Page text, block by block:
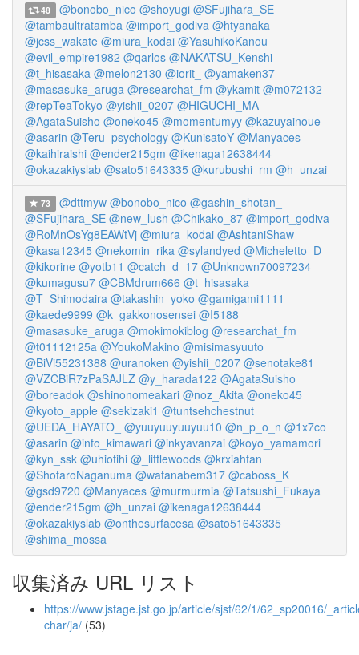
48 @bonobo_nico @shoyugi @SFujihara_SE
@tambaultratamba @import_godiva @htyanaka
@jcss_wakate @miura_kodai @YasuhikoKanou
@evil_empire1982 @qarlos @NAKATSU_Kenshi
@t_hisasaka @melon2130 @iorit_ @yamaken37
@masasuke_aruga @researchat_fm @ykamit @m072132
@repTeaTokyo @yishii_0207 @HIGUCHI_MA
@AgataSuisho @oneko45 @momentumyy @kazuyainoue
@asarin @Teru_psychology @KunisatoY @Manyaces
@kaihiraishi @ender215gm @ikenaga12638444
@okazakiyslab @sato51643335 @kurubushi_rm @h_unzai
73 @dttmyw @bonobo_nico @gashin_shotan_
@SFujihara_SE @new_lush @Chikako_87 @import_godiva
@RoMnOsYg8EAWtVj @miura_kodai @AshtaniShaw
@kasa12345 @nekomin_rika @sylandyed @Micheletto_D
@kikorine @yotb11 @catch_d_17 @Unknown70097234
@kumagusu7 @CBMdrum666 @t_hisasaka
@T_Shimodaira @takashin_yoko @gamigami1111
@kaede9999 @k_gakkonosensei @I5188
@masasuke_aruga @mokimokiblog @researchat_fm
@t01112125a @YoukoMakino @misimasyuuto
@BiVi55231388 @uranoken @yishii_0207 @senotake81
@VZCBiR7zPaSAJLZ @y_harada122 @AgataSuisho
@boreadok @shinonomeakari @noz_Akita @oneko45
@kyoto_apple @sekizaki1 @tuntsehchestnut
@UEDA_HAYATO_ @yuuyuuyuuyuu10 @n_p_o_n @1x7co
@asarin @info_kimawari @inkyavanzai @koyo_yamamori
@kyn_ssk @uhiotihi @_littlewoods @krxiahfan
@ShotaroNaganuma @watanabem317 @caboss_K
@gsd9720 @Manyaces @murmurmia @Tatsushi_Fukaya
@ender215gm @h_unzai @ikenaga12638444
@okazakiyslab @onthesurfacesa @sato51643335
@shima_mossa
収集済み URL リスト
https://www.jstage.jst.go.jp/article/sjst/62/1/62_sp20016/
char/ja/ (53)